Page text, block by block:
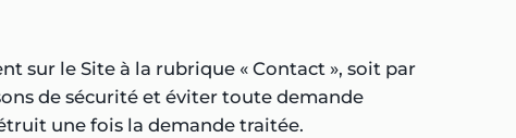
sur le Site à la rubrique « Contact », soit par
de sécurité et éviter toute demande
une fois la demande traitée.